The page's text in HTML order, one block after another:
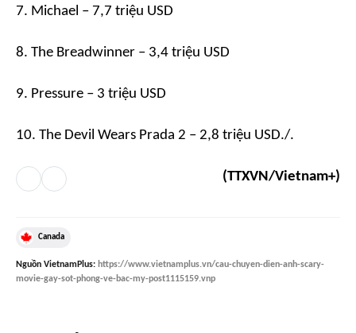
7. Michael – 7,7 triệu USD
8. The Breadwinner – 3,4 triệu USD
9. Pressure – 3 triệu USD
10. The Devil Wears Prada 2 – 2,8 triệu USD./.
(TTXVN/Vietnam+)
Canada
Nguồn VietnamPlus: https://www.vietnamplus.vn/cau-chuyen-dien-anh-scary-
movie-gay-sot-phong-ve-bac-my-post1115159.vnp